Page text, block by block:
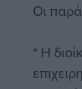
Οι
* Η